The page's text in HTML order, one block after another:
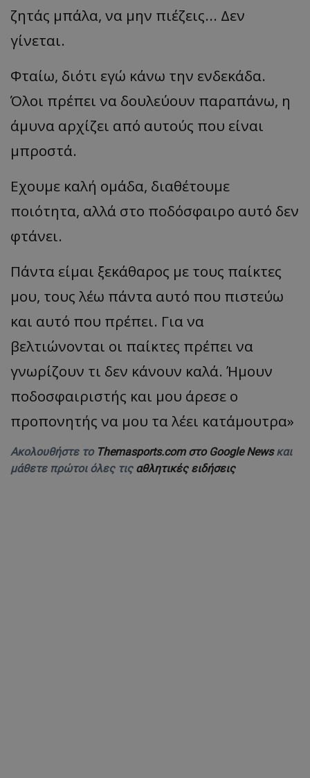
ζητάς μπάλα, να μην πιέζεις... Δεν
γίνεται.
Φταίω, διότι εγώ κάνω την ενδεκάδα.
Όλοι πρέπει να δουλεύουν παραπάνω, η
άμυνα αρχίζει από αυτούς που είναι
μπροστά.
Εχουμε καλή ομάδα, διαθέτουμε
ποιότητα, αλλά στο ποδόσφαιρο αυτό δεν
φτάνει.
Πάντα είμαι ξεκάθαρος με τους παίκτες
μου, τους λέω πάντα αυτό που πιστεύω
και αυτό που πρέπει. Για να
βελτιώνονται οι παίκτες πρέπει να
γνωρίζουν τι δεν κάνουν καλά. Ήμουν
ποδοσφαιριστής και μου άρεσε ο
προπονητής να μου τα λέει κατάμουτρα»
Ακολουθήστε το Themasports.com στο Google Newsκαι
μάθετε πρώτοι όλες τις αθλητικές ειδήσεις